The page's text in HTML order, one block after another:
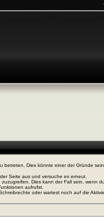
betreten. Dies könnte einer der Gründe
Seite aus und versuche es erneut.
Dies kann der Fall sein, wenn
aufrufst.
oder wartest noch auf die